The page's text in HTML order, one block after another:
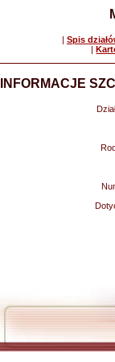
| Spis
|
INFORMACJE